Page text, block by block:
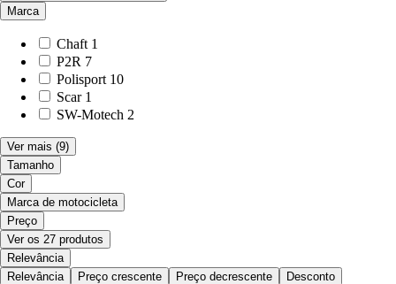
Marca
Chaft 1
P2R 7
Polisport 10
Scar 1
SW-Motech 2
Ver mais (9)
Tamanho
Cor
Marca de motocicleta
Preço
Ver os 27 produtos
Relevância
Relevância
Preço crescente Preço decrescente Desconto